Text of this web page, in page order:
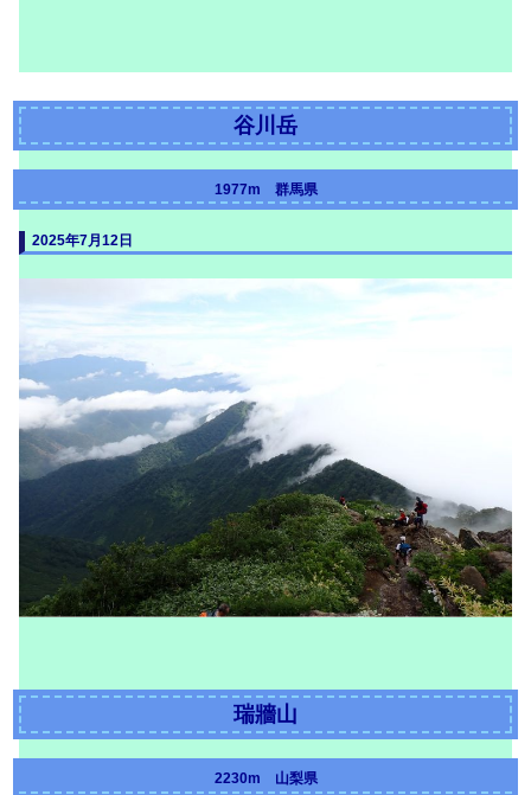
谷川岳
1977m 群馬県
2025年7月12日
瑞牆山
2230m 山梨県